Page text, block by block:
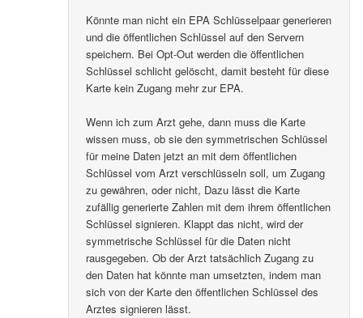
Könnte man nicht ein EPA Schlüsselpaar generieren
und die öffentlichen Schlüssel auf den Servern
speichern. Bei Opt-Out werden die öffentlichen
Schlüssel schlicht gelöscht, damit besteht für diese
Karte kein Zugang mehr zur EPA.
Wenn ich zum Arzt gehe, dann muss die Karte
wissen muss, ob sie den symmetrischen Schlüssel
für meine Daten jetzt an mit dem öffentlichen
Schlüssel vom Arzt verschlüsseln soll, um Zugang
zu gewähren, oder nicht, Dazu lässt die Karte
zufällig generierte Zahlen mit dem ihrem öffentlichen
Schlüssel signieren. Klappt das nicht, wird der
symmetrische Schlüssel für die Daten nicht
rausgegeben. Ob der Arzt tatsächlich Zugang zu
den Daten hat könnte man umsetzten, indem man
sich von der Karte den öffentlichen Schlüssel des
Arztes signieren lässt.